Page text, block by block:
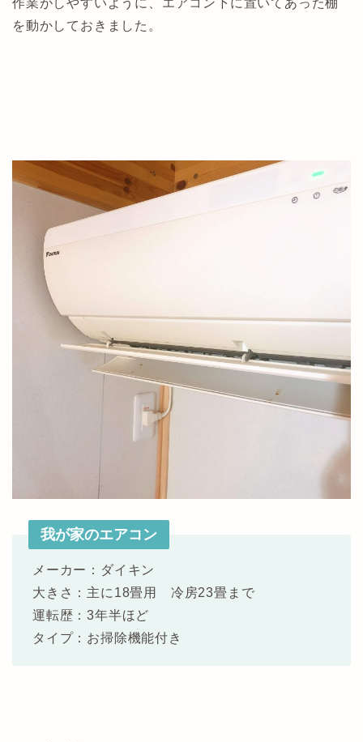
を動かしておきました。
我が家のエアコン
メーカー：ダイキン
大きさ：主に18畳用 冷房23畳まで
運転歴：3年半ほど
タイプ：お掃除機能付き